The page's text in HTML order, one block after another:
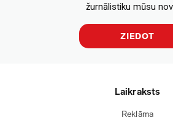
žurnālistiku mūsu
ZIEDOT
Laikraksts
Reklāma